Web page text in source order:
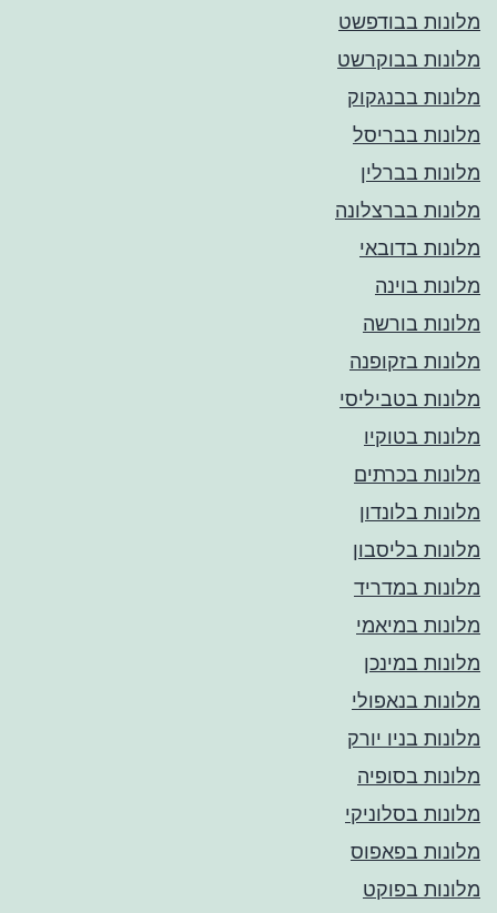
מלונות בבודפשט
מלונות בבוקרשט
מלונות בבנגקוק
מלונות בבריסל
מלונות בברלין
מלונות בברצלונה
מלונות בדובאי
מלונות בוינה
מלונות בורשה
מלונות בזקופנה
מלונות בטביליסי
מלונות בטוקיו
מלונות בכרתים
מלונות בלונדון
מלונות בליסבון
מלונות במדריד
מלונות במיאמי
מלונות במינכן
מלונות בנאפולי
מלונות בניו יורק
מלונות בסופיה
מלונות בסלוניקי
מלונות בפאפוס
מלונות בפוקט